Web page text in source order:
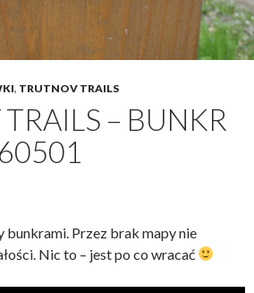
, TRUTNOV TRAILS
– BUNKR
bunkrami. Przez brak mapy nie
Nic to – jest po co wracać